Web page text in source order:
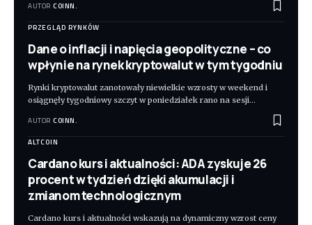
AUTOR COINN.
PRZEGLĄD RYNKÓW
Dane o inflacji i napięcia geopolityczne – co
wpłynie na rynek kryptowalut w tym tygodniu
Rynki kryptowalut zanotowały niewielkie wzrosty w weekend i
osiągnęły tygodniowy szczyt w poniedziałek rano na sesji…
AUTOR COINN.
ALTCOIN
Cardano kurs i aktualności: ADA zyskuje 26
procent w tydzień dzięki akumulacji i
zmianom technologicznym
Cardano kurs i aktualności wskazują na dynamiczny wzrost ceny